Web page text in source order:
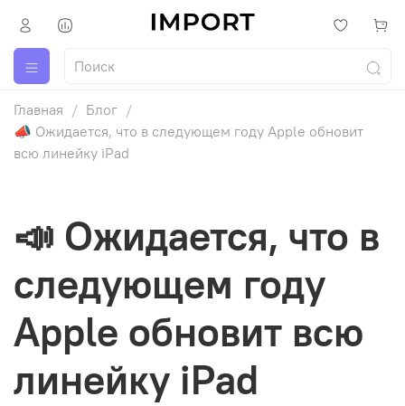
Главная
Блог
📣 Ожидается, что в следующем году Apple обновит
всю линейку iPad
📣 Ожидается, что в
следующем году
Apple обновит всю
линейку iPad